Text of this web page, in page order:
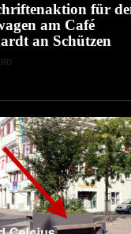
für
am Café
an Schützen